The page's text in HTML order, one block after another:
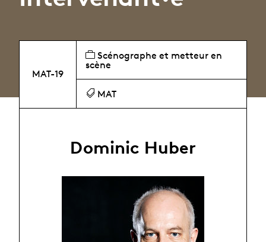
MAT-19
Scénographe et metteur en
scène
MAT
Dominic Huber